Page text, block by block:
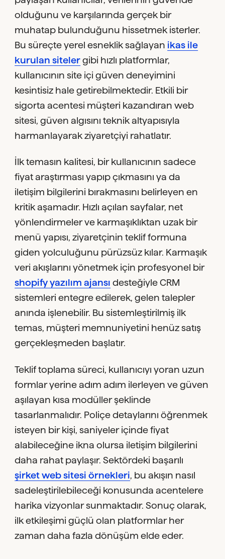
olduğunu ve karşılarında gerçek bir
muhatap bulunduğunu hissetmek isterler.
Bu süreçte yerel esneklik sağlayan ikas ile
kurulan siteler gibi hızlı platformlar,
kullanıcının site içi güven deneyimini
kesintisiz hale getirebilmektedir. Etkili bir
sigorta acentesi müşteri kazandıran web
sitesi, güven algısını teknik altyapısıyla
harmanlayarak ziyaretçiyi rahatlatır.
İlk temasın kalitesi, bir kullanıcının sadece
fiyat araştırması yapıp çıkmasını ya da
iletişim bilgilerini bırakmasını belirleyen en
kritik aşamadır. Hızlı açılan sayfalar, net
yönlendirmeler ve karmaşıklıktan uzak bir
menü yapısı, ziyaretçinin teklif formuna
giden yolculuğunu pürüzsüz kılar. Karmaşık
veri akışlarını yönetmek için profesyonel bir
shopify yazılım ajansı desteğiyle CRM
sistemleri entegre edilerek, gelen talepler
anında işlenebilir. Bu sistemleştirilmiş ilk
temas, müşteri memnuniyetini henüz satış
gerçekleşmeden başlatır.
Teklif toplama süreci, kullanıcıyı yoran uzun
formlar yerine adım adım ilerleyen ve güven
aşılayan kısa modüller şeklinde
tasarlanmalıdır. Poliçe detaylarını öğrenmek
isteyen bir kişi, saniyeler içinde fiyat
alabileceğine ikna olursa iletişim bilgilerini
daha rahat paylaşır. Sektördeki başarılı
şirket web sitesi örnekleri , bu akışın nasıl
sadeleştirilebileceği konusunda acentelere
harika vizyonlar sunmaktadır. Sonuç olarak,
ilk etkileşimi güçlü olan platformlar her
zaman daha fazla dönüşüm elde eder.